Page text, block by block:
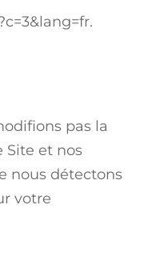
.
pas la
Site et nos
nous détectons
votre